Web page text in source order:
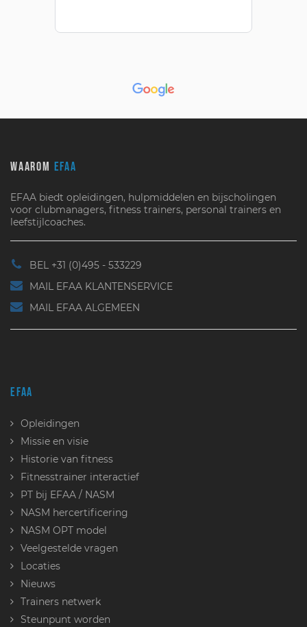
WAAROM EFAA
EFAA biedt opleidingen, hulpmiddelen en bijscholingen
voor clubmanagers, fitness trainers, personal trainers en
leefstijlcoaches.
BEL +31 (0)495 - 533229
MAIL EFAA KLANTENSERVICE
MAIL EFAA ALGEMEEN
EFAA
Opleidingen
Missie en visie
Historie van fitness
Fitnesstrainer interactief
PT bij EFAA / NASM
NASM hercertificering
NASM OPT model
Veelgestelde vragen
Locaties
Nieuws
Trainers netwerk
Steunpunt worden